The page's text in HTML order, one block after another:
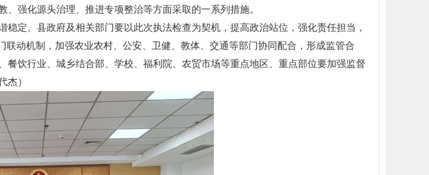
强化源头治理、推进专项整治等方面采取的一系列措施。
定。县政府及相关部门要以此次执法检查为契机，提高政治站位，强化责任担当，
动机制，加强农业农村、公安、卫健、教体、交通等部门协同配合，形成监管合
饮行业、城乡结合部、学校、福利院、农贸市场等重点地区、重点部位要加强监督
杰）